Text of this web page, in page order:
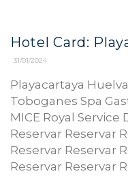
Hotel Card:
31/01/2024
Playacartaya
Toboganes Spa
MICE Royal Service
Reservar Reservar
Reservar Reservar
Reservar Reservar